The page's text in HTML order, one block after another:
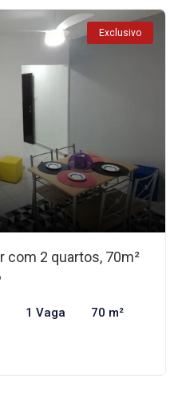
Exclusivo
com 2 quartos, 70m²
1 Vaga 70 m²